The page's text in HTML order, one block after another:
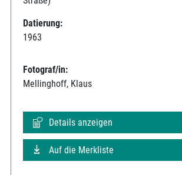
Datierung:
1963
Fotograf/in:
Mellinghoff, Klaus
Details anzeigen
Auf die Merkliste